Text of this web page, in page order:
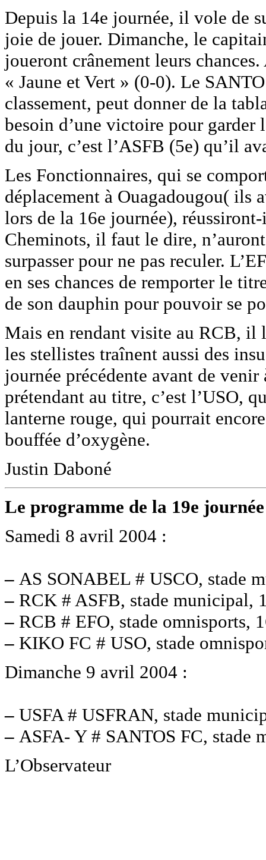
Depuis la 14e journée, il vole de
joie de jouer. Dimanche, le
joueront crânement leurs
« Jaune et Vert » (0-0). Le
classement, peut donner de la
besoin d’une victoire pour garder
du jour, c’est l’ASFB (5e) qu’il
Les Fonctionnaires, qui se
déplacement à Ouagadougou( ils
lors de la 16e journée),
Cheminots, il faut le dire,
surpasser pour ne pas reculer.
en ses chances de remporter le
de son dauphin pour pouvoir se
Mais en rendant visite au RCB, il
les stellistes traînent aussi des
journée précédente avant de
prétendant au titre, c’est l’USO,
lanterne rouge, qui pourrait
bouffée d’oxygène.
Justin Daboné
Le programme de la 19e journée
Samedi 8 avril 2004 :
– AS SONABEL # USCO, stade
– RCK # ASFB, stade municipal,
– RCB # EFO, stade omnisports,
– KIKO FC # USO, stade
Dimanche 9 avril 2004 :
– USFA # USFRAN, stade
– ASFA- Y # SANTOS FC, stade
L’Observateur